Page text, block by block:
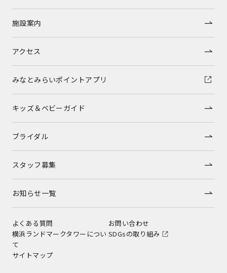
施設案内
アクセス
みなとみらいポイントアプリ
キッズ＆ベビーガイド
ブライダル
スタッフ募集
お知らせ一覧
よくある質問
お問い合わせ
横浜ランドマークタワーについ
て
SDGsの取り組み
サイトマップ